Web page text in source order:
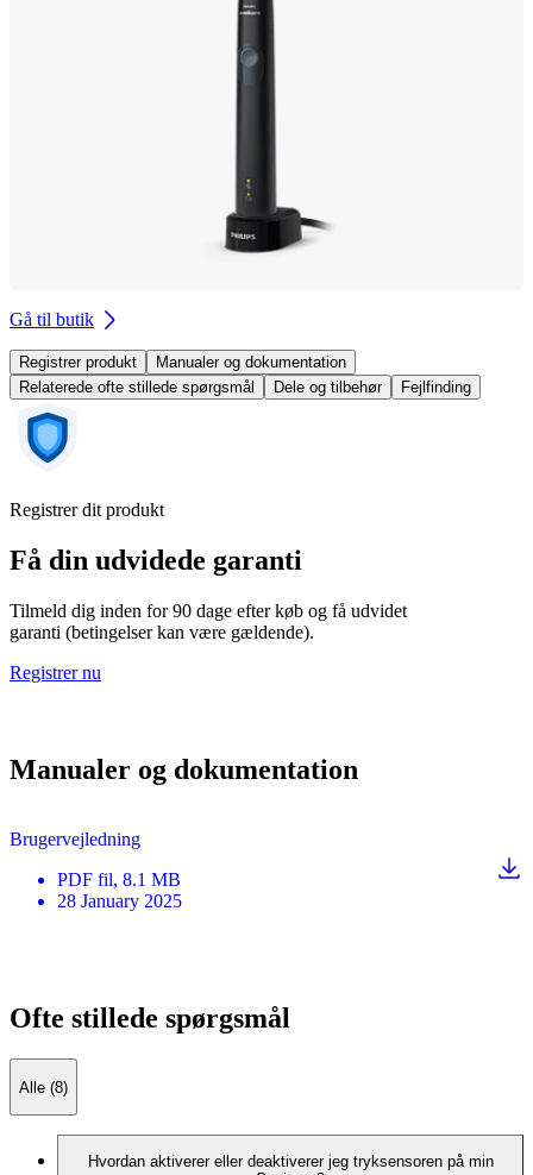
Gå til butik
Registrer produkt
Manualer og dokumentation
Relaterede ofte stillede spørgsmål
Dele og tilbehør Fejlfinding
Registrer dit produkt
Få din udvidede garanti
Tilmeld dig inden for 90 dage efter køb og få udvidet
garanti (betingelser kan være gældende).
Registrer nu
Manualer og dokumentation
Brugervejledning
PDF fil, 8.1 MB
28 January 2025
Ofte stillede spørgsmål
Alle (8)
Hvordan aktiverer eller deaktiverer jeg tryksensoren på min